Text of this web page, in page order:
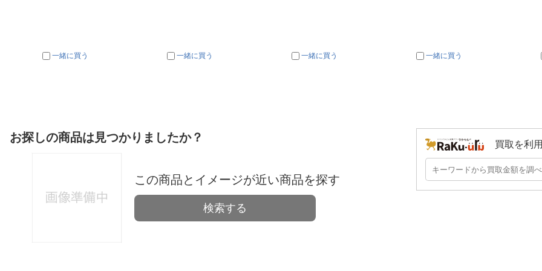
一緒に買う 一緒に買う 一緒に買う 一緒に買う
お探しの商品は見つかりましたか？
この商品とイメージが近い商品を探す
検索する
買取を利